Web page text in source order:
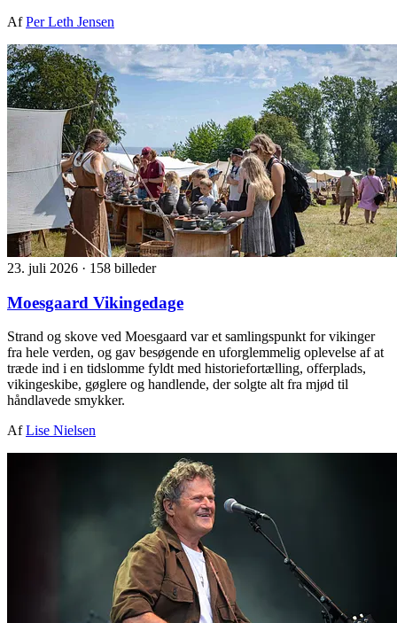
AfPer Leth Jensen
23. juli 2026 · 158 billeder
Moesgaard Vikingedage
Strand og skove ved Moesgaard var et samlingspunkt for vikinger
fra hele verden, og gav besøgende en uforglemmelig oplevelse af at
træde ind i en tidslomme fyldt med historiefortælling, offerplads,
vikingeskibe, gøglere og handlende, der solgte alt fra mjød til
håndlavede smykker.
AfLise Nielsen